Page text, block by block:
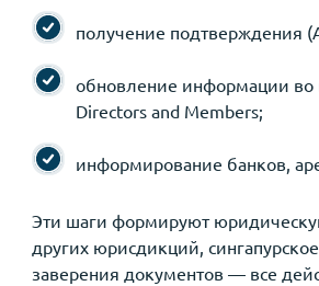
получение подтверждения
обновление информации во
Directors and Members;
информирование банков,
Эти шаги формируют
других юрисдикций,
заверения документов — все